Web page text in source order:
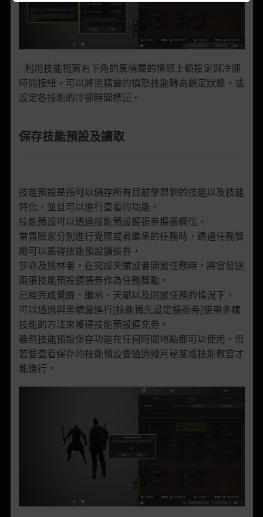
- 利用技能視窗右下角的黑精靈的憤怒 上鎖設定與冷卻
時間按紐，可以將黑精靈的憤怒技能轉為鎖定狀態，或
設定各技能的冷卻時間標記 。
保存技能預設及讀取
技能預設是指可以儲存所有目前學習到的技能以及技能
特化，並且可以進行查看的功能。
技能預設可以透過技能預設擴張券擴張欄位。
當冒險家分別進行覺醒或者繼承的任務時，透過任務獎
勵可以獲得技能預設擴張券，
莎亦及巡林者，在完成天賦或者開放任務時，將會發送
兩張技能預設擴張券作為任務獎勵。
已經完成覺醒、繼承、天賦以及開放任務的情況下，
可以透過與黑精靈進行[技能預先設定擴張券]使用多樣
技能的方法來獲得技能預設擴充券。
雖然技能預設保存功能在任何時間地點都可以使用，但
若要查看保存的技能預設要透過殘月秘笈或技能教官才
能進行。